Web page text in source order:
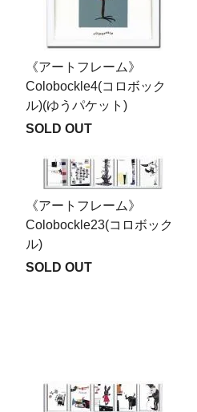
《アートフレーム》
Colobockle4(コロボック
ル)(ゆうパケット)
SOLD OUT
《アートフレーム》
Colobockle23(コロボック
ル)
SOLD OUT